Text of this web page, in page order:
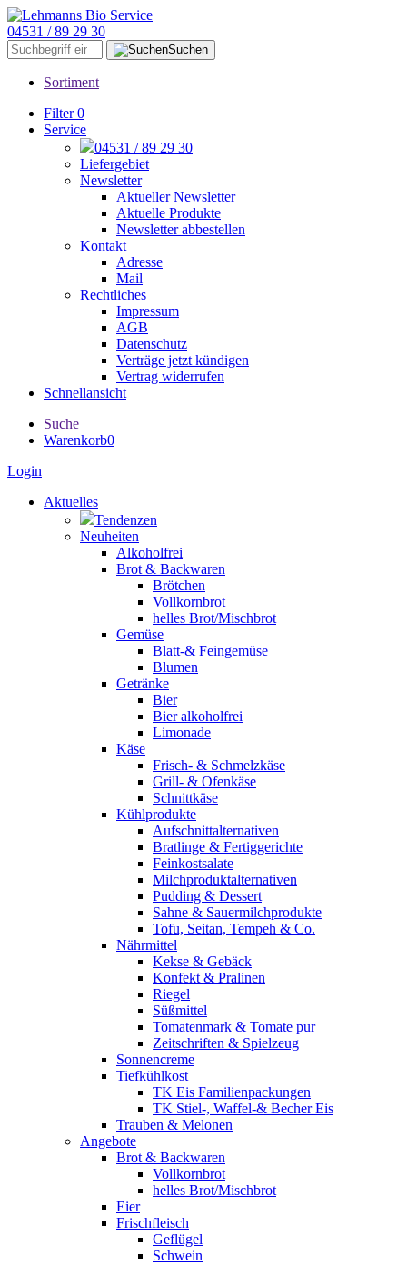
04531 / 89 29 30
Suchen
Sortiment
Filter 0
Service
04531 / 89 29 30
Liefergebiet
Newsletter
Aktueller Newsletter
Aktuelle Produkte
Newsletter abbestellen
Kontakt
Adresse
Mail
Rechtliches
Impressum
AGB
Datenschutz
Verträge jetzt kündigen
Vertrag widerrufen
Schnellansicht
Suche
Warenkorb0
Login
Aktuelles
Tendenzen
Neuheiten
Alkoholfrei
Brot & Backwaren
Brötchen
Vollkornbrot
helles Brot/Mischbrot
Gemüse
Blatt-& Feingemüse
Blumen
Getränke
Bier
Bier alkoholfrei
Limonade
Käse
Frisch- & Schmelzkäse
Grill- & Ofenkäse
Schnittkäse
Kühlprodukte
Aufschnittalternativen
Bratlinge & Fertiggerichte
Feinkostsalate
Milchproduktalternativen
Pudding & Dessert
Sahne & Sauermilchprodukte
Tofu, Seitan, Tempeh & Co.
Nährmittel
Kekse & Gebäck
Konfekt & Pralinen
Riegel
Süßmittel
Tomatenmark & Tomate pur
Zeitschriften & Spielzeug
Sonnencreme
Tiefkühlkost
TK Eis Familienpackungen
TK Stiel-, Waffel-& Becher Eis
Trauben & Melonen
Angebote
Brot & Backwaren
Vollkornbrot
helles Brot/Mischbrot
Eier
Frischfleisch
Geflügel
Schwein